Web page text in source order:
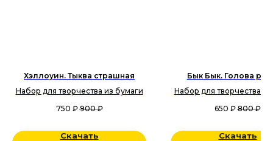
Хэллоуин. Тыква страшная
Набор для творчества из бумаги
750 ₽ 900 ₽
Скачать
Бык Бык. Голова
Набор для творчества
650 ₽ 800 ₽
Скачать